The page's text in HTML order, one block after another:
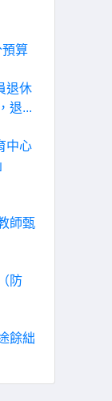
算
退休
退...
中心
師甄
防
餘絀